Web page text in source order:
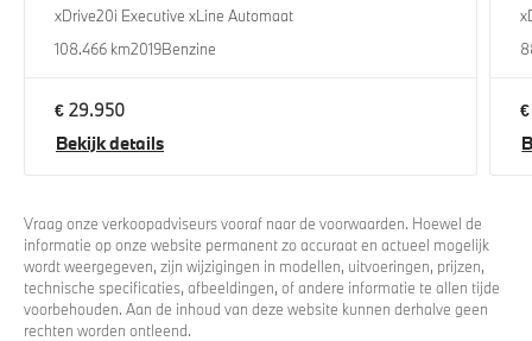
xDrive20i Executive xLine Automaat
108.466 km2019Benzine
€ 29.950
Bekijk details
Vraag onze verkoopadviseurs vooraf naar de voorwaarden. Hoewel de
informatie op onze website permanent zo accuraat en actueel mogelijk
wordt weergegeven, zijn wijzigingen in modellen, uitvoeringen, prijzen,
technische specificaties, afbeeldingen, of andere informatie te allen tijde
voorbehouden. Aan de inhoud van deze website kunnen derhalve geen
rechten worden ontleend.